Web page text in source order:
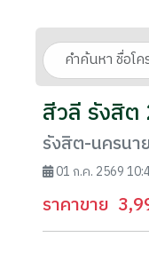
สีวลี รังสิต
รังสิต-นครน
01 ก.ค. 2569
ราคาขาย